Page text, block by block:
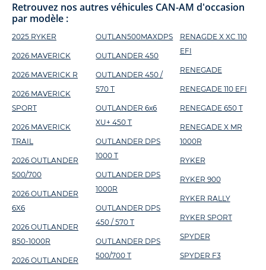
Retrouvez nos autres véhicules CAN-AM d'occasion
par modèle :
2025 RYKER
2026 MAVERICK
2026 MAVERICK R
2026 MAVERICK
SPORT
2026 MAVERICK
TRAIL
2026 OUTLANDER
500/700
2026 OUTLANDER
6X6
2026 OUTLANDER
850-1000R
2026 OUTLANDER
OUTLAN500MAXDPS
OUTLANDER 450
OUTLANDER 450 /
570 T
OUTLANDER 6x6
XU+ 450 T
OUTLANDER DPS
1000 T
OUTLANDER DPS
1000R
OUTLANDER DPS
450 / 570 T
OUTLANDER DPS
500/700 T
RENAGDE X XC 110
EFI
RENEGADE
RENEGADE 110 EFI
RENEGADE 650 T
RENEGADE X MR
1000R
RYKER
RYKER 900
RYKER RALLY
RYKER SPORT
SPYDER
SPYDER F3